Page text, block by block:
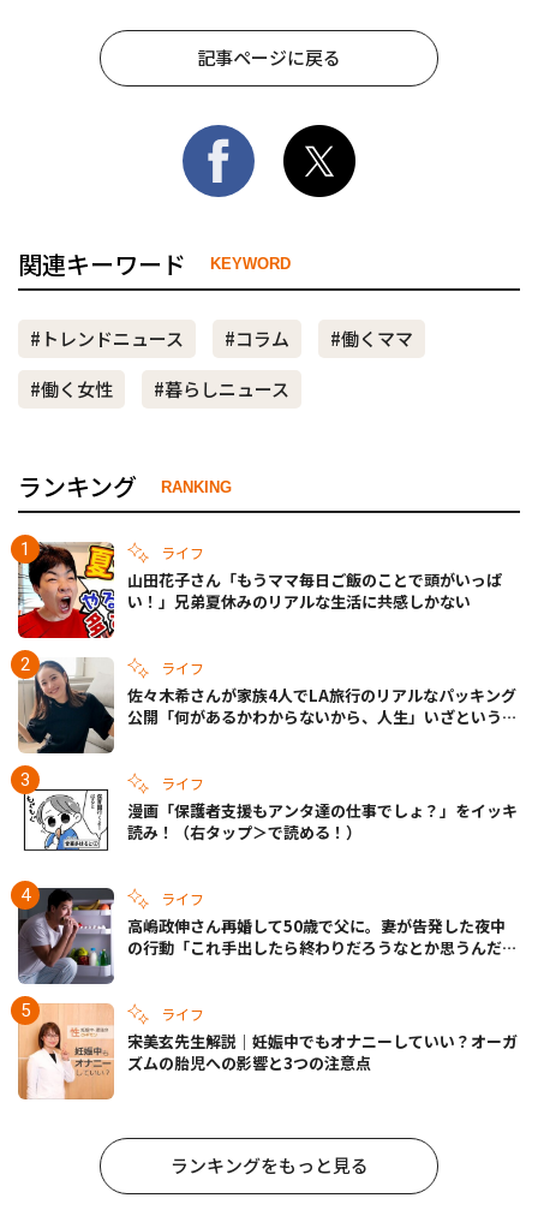
記事ページに戻る
関連キーワード KEYWORD
#トレンドニュース #コラム
#働くママ
#働く女性
#暮らしニュース
ランキング RANKING
ライフ
山田花子さん「もうママ毎日ご飯のことで頭がいっぱ
い！」兄弟夏休みのリアルな生活に共感しかない
ライフ
佐々木希さんが家族4人でLA旅行のリアルなパッキング
公開「何があるかわからないから、人生」いざというと
ライフ
漫画「保護者支援もアンタ達の仕事でしょ？」をイッキ
読み！（右タップ＞で読める！）
ライフ
高嶋政伸さん再婚して50歳で父に。妻が告発した夜中
の行動「これ手出したら終わりだろうなとか思うんだけ
ライフ
宋美玄先生解説｜妊娠中でもオナニーしていい？オーガ
ズムの胎児への影響と3つの注意点
ランキングをもっと見る